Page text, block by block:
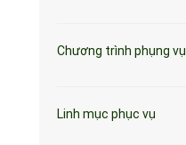
Chương trình phụng vụ
Linh mục phục vụ